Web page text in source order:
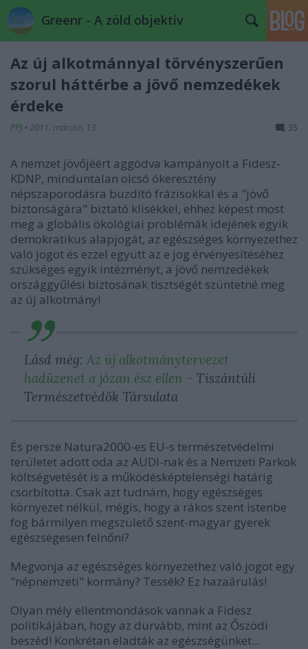
Greenr - A zöld objektív
Az új alkotmánnyal törvényszerűen
szorul háttérbe a jövő nemzedékek
érdeke
PPJ • 2011. március 13. 35
A nemzet jövőjéért aggódva kampányolt a Fidesz-
KDNP, minduntalan olcsó ókeresztény
népszaporodásra buzdító frázisokkal és a "jövő
biztonságára" biztató klisékkel, ehhez képest most
meg a globális ökológiai problémák idejének egyik
demokratikus alapjogát, az egészséges környezethez
való jogot és ezzel együtt az e jog érvényesítéséhez
szükséges egyik intézményt, a jövő nemzedékek
országgyűlési biztosának tisztségét szüntetné meg
az új alkotmány!
Lásd még: Az új alkotmánytervezet
hadüzenet a józan ész ellen - Tiszántúli
Természetvédők Társulata
És persze Natura2000-es EU-s természetvédelmi
területet adott oda az AUDI-nak és a Nemzeti Parkok
költségvetését is a működésképtelenségi határig
csorbította. Csak azt tudnám, hogy egészséges
környezet nélkül, mégis, hogy a rákos szent istenbe
fog bármilyen megszülető szent-magyar gyerek
egészségesen felnőni?
Megvonja az egészséges környezethez való jogot egy
"népnemzeti" kormány? Tessék? Ez hazaárulás!
Olyan mély ellentmondások vannak a Fidesz
politikájában, hogy az durvább, mint az Őszödi
beszéd! Konkrétan eladták az egészségünket...